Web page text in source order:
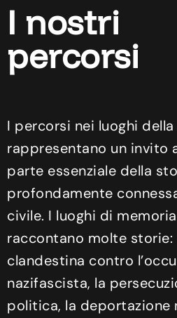
I nostri
percorsi
I percorsi nei luoghi
rappresentano un invito
parte essenziale della
profondamente
civile. I luoghi di
raccontano molte storie:
clandestina contro
nazifascista, la
politica, la deportazione